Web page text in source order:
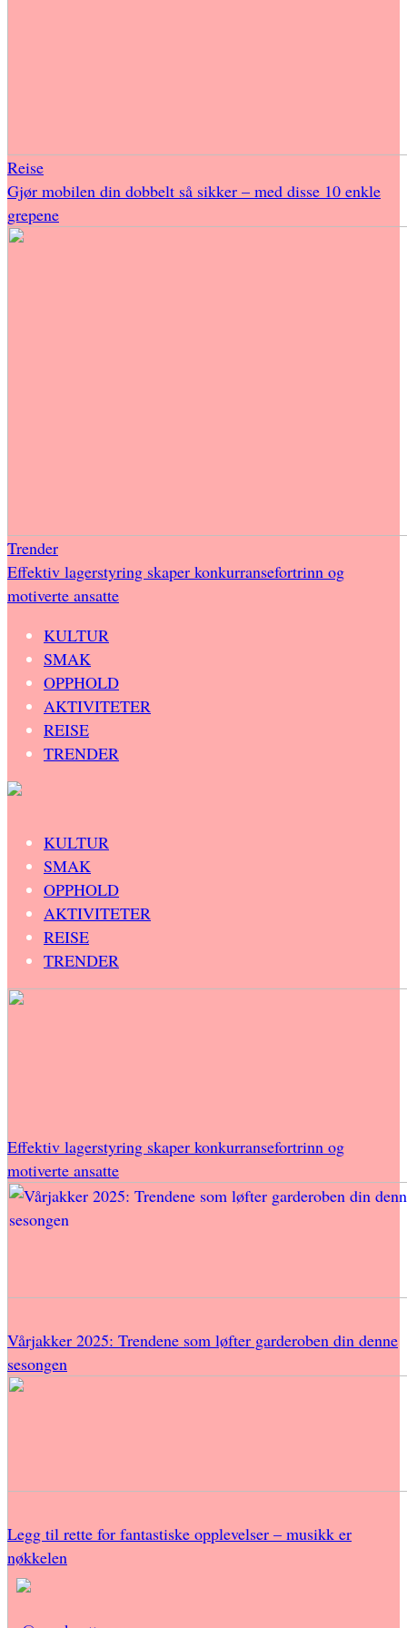
Reise
Gjør mobilen din dobbelt så sikker – med disse 10 enkle
grepene
Trender
Effektiv lagerstyring skaper konkurransefortrinn og
motiverte ansatte
KULTUR
SMAK
OPPHOLD
AKTIVITETER
REISE
TRENDER
KULTUR
SMAK
OPPHOLD
AKTIVITETER
REISE
TRENDER
Effektiv lagerstyring skaper konkurransefortrinn og
motiverte ansatte
Vårjakker 2025: Trendene som løfter garderoben din denne
sesongen
Legg til rette for fantastiske opplevelser – musikk er
nøkkelen